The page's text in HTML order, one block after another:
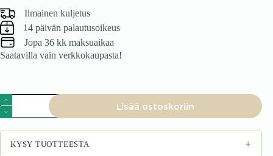
Ilmainen kuljetus
14 päivän palautusoikeus
Jopa 36 kk maksuaikaa
Saatavilla vain verkkokaupasta!
Kaappi
VERAARA,
pähkinä
/
musta
määrä
Lisää ostoskoriin
KYSY TUOTTEESTA +